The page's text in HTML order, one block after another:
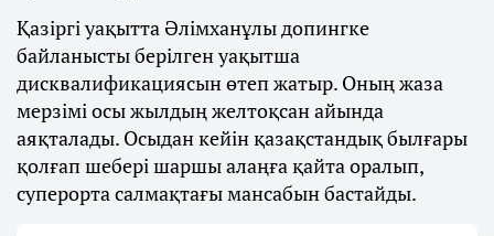
Қазіргі уақытта Әлімханұлы допингке
байланысты берілген уақытша
дисквалификациясын өтеп жатыр. Оның жаза
мерзімі осы жылдың желтоқсан айында
аяқталады. Осыдан кейін қазақстандық былғары
қолғап шебері шаршы алаңға қайта оралып,
суперорта салмақтағы мансабын бастайды.